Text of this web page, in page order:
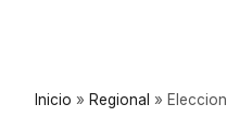
Inicio » Regional »